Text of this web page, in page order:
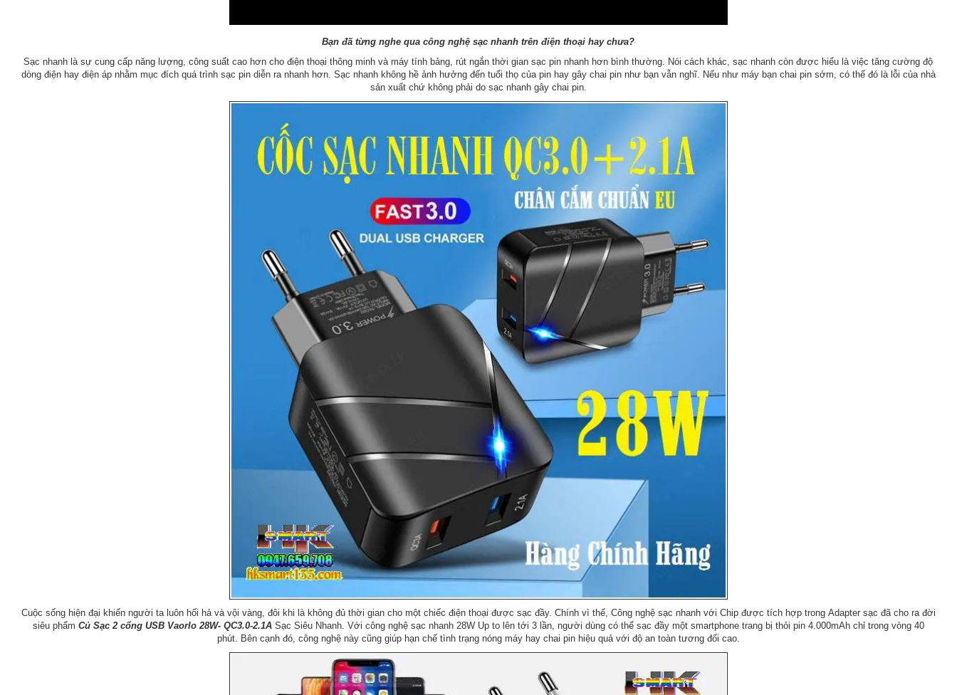
Bạn đã từng nghe qua công nghệ sạc nhanh trên điện thoại hay chưa?
Sạc nhanh là sự cung cấp năng lượng, công suất cao hơn cho điện thoại thông minh và máy tính bảng, rút ngắn thời gian sạc pin nhanh hơn bình thường. Nói cách khác, sạc nhanh còn được hiểu là việc tăng cường độ
dòng điện hay điện áp nhằm mục đích quá trình sạc pin diễn ra nhanh hơn. Sạc nhanh không hề ảnh hưởng đến tuổi thọ của pin hay gây chai pin như bạn vẫn nghĩ. Nếu như máy bạn chai pin sớm, có thể đó là lỗi của nhà
sản xuất chứ không phải do sạc nhanh gây chai pin.
Cuộc sống hiện đại khiến người ta luôn hối hả và vội vàng, đôi khi là không đủ thời gian cho một chiếc điện thoại được sạc đầy. Chính vì thế, Công nghệ sạc nhanh với Chip được tích hợp trong Adapter sạc đã cho ra đời
siêu phẩm Củ Sạc 2 cổng USB Vaorlo 28W- QC3.0-2.1ASạc Siêu Nhanh. Với công nghệ sạc nhanh 28W Up to lên tới 3 lần, người dùng có thể sạc đầy một smartphone trang bị thỏi pin 4.000mAh chỉ trong vòng 40
phút. Bên cạnh đó, công nghệ này cũng giúp hạn chế tình trạng nóng máy hay chai pin hiệu quả với độ an toàn tương đối cao.